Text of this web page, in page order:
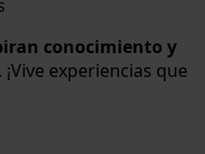
conocimiento y
¡Vive experiencias que